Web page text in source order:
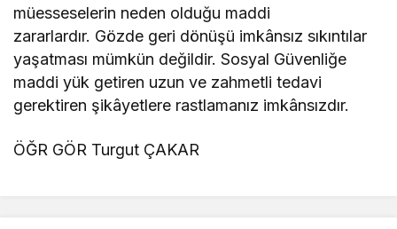
müesseselerin neden olduğu maddi
zararlardır. Gözde geri dönüşü imkânsız sıkıntılar
yaşatması mümkün değildir. Sosyal Güvenliğe
maddi yük getiren uzun ve zahmetli tedavi
gerektiren şikâyetlere rastlamanız imkânsızdır.
ÖĞR GÖR Turgut ÇAKAR